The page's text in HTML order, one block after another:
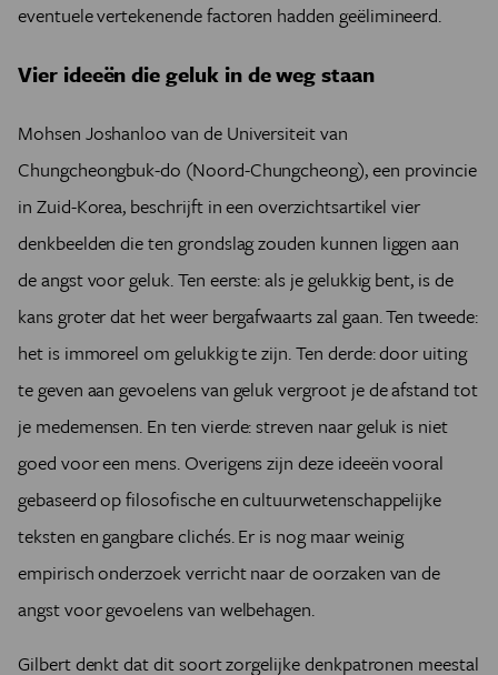
eventuele vertekenende factoren hadden geëlimineerd.
Vier ideeën die geluk in de weg staan
Mohsen Joshanloo van de Universiteit van
Chungcheongbuk-do (Noord-Chungcheong), een provincie
in Zuid-Korea, beschrijft in een overzichtsartikel vier
denkbeelden die ten grondslag zouden kunnen liggen aan
de angst voor geluk. Ten eerste: als je gelukkig bent, is de
kans groter dat het weer bergafwaarts zal gaan. Ten tweede:
het is immoreel om gelukkig te zijn. Ten derde: door uiting
te geven aan gevoelens van geluk vergroot je de afstand tot
je medemensen. En ten vierde: streven naar geluk is niet
goed voor een mens. Overigens zijn deze ideeën vooral
gebaseerd op filosofische en cultuurwetenschappelijke
teksten en gangbare clichés. Er is nog maar weinig
empirisch onderzoek verricht naar de oorzaken van de
angst voor gevoelens van welbehagen.
Gilbert denkt dat dit soort zorgelijke denkpatronen meestal